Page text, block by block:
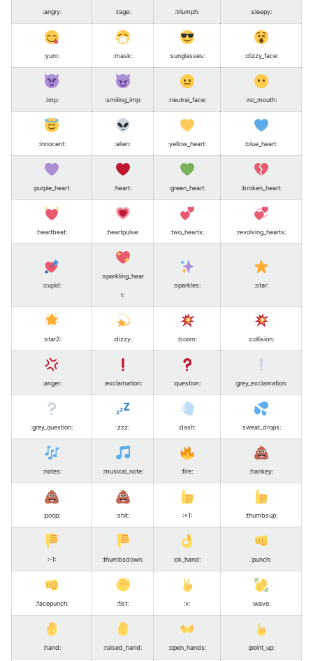
:angry: :rage: :triumph: :sleepy:
:yum: :mask: :sunglasses: :dizzy_face:
:imp: :smiling_imp: :neutral_face: :no_mouth:
:innocent: :alien: :yellow_heart: :blue_heart:
:purple_heart: :heart: :green_heart: :broken_heart:
:heartbeat: :heartpulse: :two_hearts: :revolving_hearts:
:cupid:
:sparkling_hear
t:
:sparkles: :star:
:star2: :dizzy: :boom: :collision:
:anger: :exclamation: :question: :grey_exclamation:
:grey_question: :zzz: :dash: :sweat_drops:
:notes: :musical_note: :fire: :hankey:
:poop: :shit: :+1: :thumbsup:
:-1: :thumbsdown: :ok_hand: :punch:
:facepunch: :fist: :v: :wave:
:hand: :raised_hand: :open_hands: :point_up: